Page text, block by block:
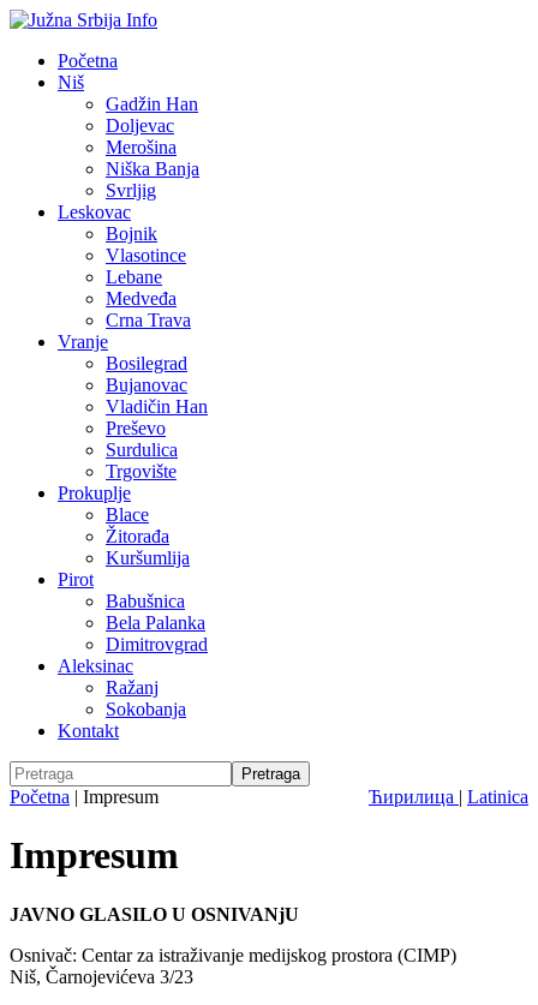
Početna
Niš
Gadžin Han
Doljevac
Merošina
Niška Banja
Svrljig
Leskovac
Bojnik
Vlasotince
Lebane
Medveđa
Crna Trava
Vranje
Bosilegrad
Bujanovac
Vladičin Han
Preševo
Surdulica
Trgovište
Prokuplje
Blace
Žitorađa
Kuršumlija
Pirot
Babušnica
Bela Palanka
Dimitrovgrad
Aleksinac
Ražanj
Sokobanja
Kontakt
Ћирилица | Latinica
Početna | Impresum
Impresum
JAVNO GLASILO U OSNIVANjU
Osnivač: Centar za istraživanje medijskog prostora (CIMP)
Niš, Čarnojevićeva 3/23